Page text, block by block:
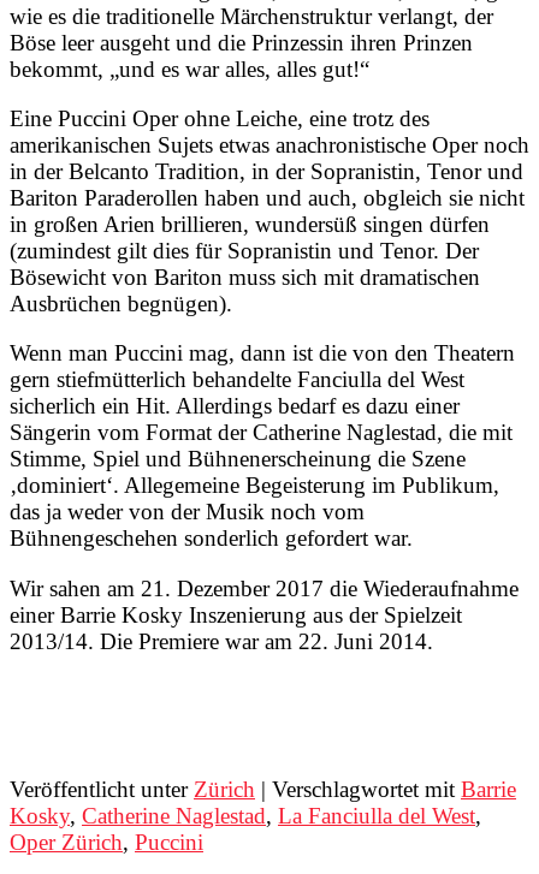
wie es die traditionelle Märchenstruktur verlangt, der
Böse leer ausgeht und die Prinzessin ihren Prinzen
bekommt, „und es war alles, alles gut!“
Eine Puccini Oper ohne Leiche, eine trotz des
amerikanischen Sujets etwas anachronistische Oper noch
in der Belcanto Tradition, in der Sopranistin, Tenor und
Bariton Paraderollen haben und auch, obgleich sie nicht
in großen Arien brillieren, wundersüß singen dürfen
(zumindest gilt dies für Sopranistin und Tenor. Der
Bösewicht von Bariton muss sich mit dramatischen
Ausbrüchen begnügen).
Wenn man Puccini mag, dann ist die von den Theatern
gern stiefmütterlich behandelte Fanciulla del West
sicherlich ein Hit. Allerdings bedarf es dazu einer
Sängerin vom Format der Catherine Naglestad, die mit
Stimme, Spiel und Bühnenerscheinung die Szene
‚dominiert‘. Allegemeine Begeisterung im Publikum,
das ja weder von der Musik noch vom
Bühnengeschehen sonderlich gefordert war.
Wir sahen am 21. Dezember 2017 die Wiederaufnahme
einer Barrie Kosky Inszenierung aus der Spielzeit
2013/14. Die Premiere war am 22. Juni 2014.
Veröffentlicht unter Zürich | Verschlagwortet mit Barrie
Kosky, Catherine Naglestad, La Fanciulla del West,
Oper Zürich, Puccini